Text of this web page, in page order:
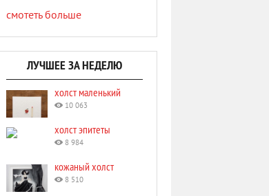
смотеть больше
ЛУЧШЕЕ ЗА НЕДЕЛЮ
холст маленький
10 063
холст эпитеты
8 984
кожаный холст
8 510